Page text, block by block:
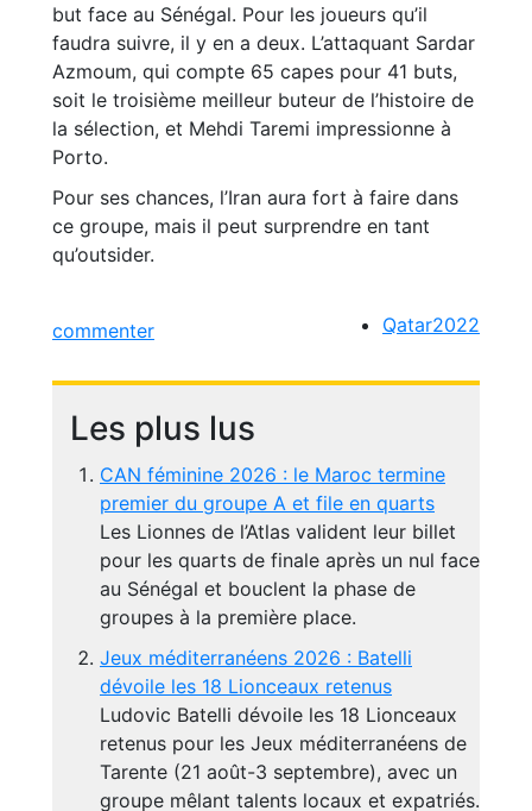
but face au Sénégal. Pour les joueurs qu’il
faudra suivre, il y en a deux. L’attaquant Sardar
Azmoum, qui compte 65 capes pour 41 buts,
soit le troisième meilleur buteur de l’histoire de
la sélection, et Mehdi Taremi impressionne à
Porto.
Pour ses chances, l’Iran aura fort à faire dans
ce groupe, mais il peut surprendre en tant
qu’outsider.
commenter Qatar2022
Les plus lus
CAN féminine 2026 : le Maroc termine
premier du groupe A et file en quarts
Les Lionnes de l’Atlas valident leur billet
pour les quarts de finale après un nul face
au Sénégal et bouclent la phase de
groupes à la première place.
Jeux méditerranéens 2026 : Batelli
dévoile les 18 Lionceaux retenus
Ludovic Batelli dévoile les 18 Lionceaux
retenus pour les Jeux méditerranéens de
Tarente (21 août-3 septembre), avec un
groupe mêlant talents locaux et expatriés.